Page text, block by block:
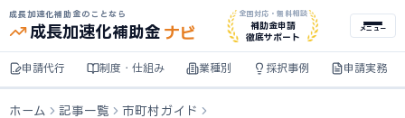
成長加速化補助金のことなら
成長加速化補助金 ナビ
全国対応・無料相談
補助金申請
徹底サポート
メニュー
申請代行 制度・仕組み 業種別 採択事例 申請実務
ホーム 記事一覧
市町村ガイド